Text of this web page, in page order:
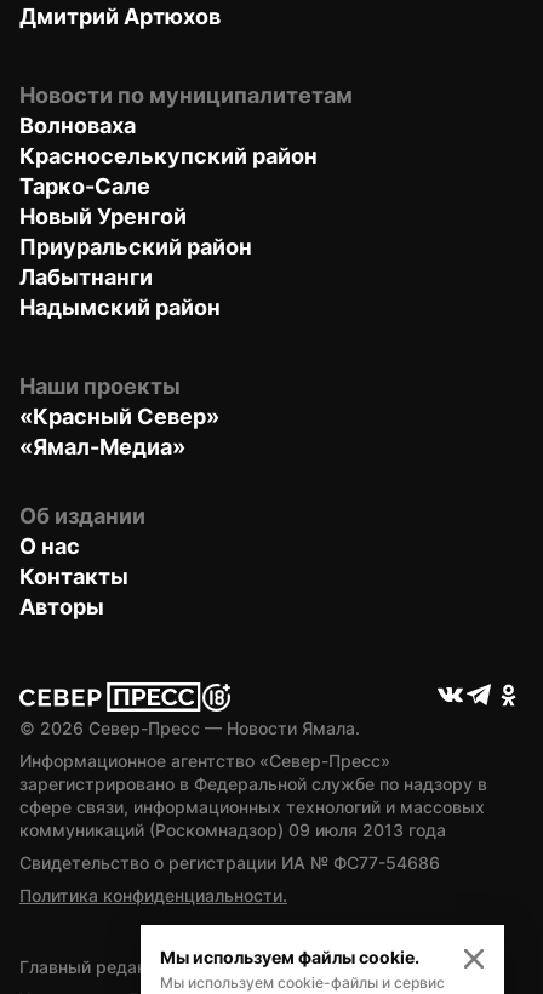
Дмитрий Артюхов
Новости по муниципалитетам
Волноваха
Красноселькупский район
Тарко-Сале
Новый Уренгой
Приуральский район
Лабытнанги
Надымский район
Наши проекты
«Красный Север»
«Ямал-Медиа»
Об издании
О нас
Контакты
Авторы
© 2026 Север-Пресс — Новости Ямала.
Информационное агентство «Север-Пресс»
зарегистрировано в Федеральной службе по надзору в
сфере связи, информационных технологий и массовых
коммуникаций (Роскомнадзор) 09 июля 2013 года
Свидетельство о регистрации ИА № ФС77-54686
Политика конфиденциальности.
Главный редактор — А.Л. Поздеев
Мы используем файлы cookie.
Мы используем cookie-файлы и сервис